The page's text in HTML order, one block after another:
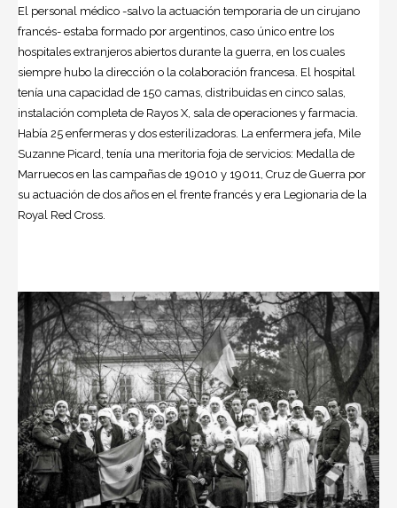
El personal médico -salvo la actuación temporaria de un cirujano
francés- estaba formado por argentinos, caso único entre los
hospitales extranjeros abiertos durante la guerra, en los cuales
siempre hubo la dirección o la colaboración francesa. El hospital
tenía una capacidad de 150 camas, distribuidas en cinco salas,
instalación completa de Rayos X, sala de operaciones y farmacia.
Había 25 enfermeras y dos esterilizadoras. La enfermera jefa, Mile
Suzanne Picard, tenía una meritoria foja de servicios: Medalla de
Marruecos en las campañas de 19010 y 19011, Cruz de Guerra por
su actuación de dos años en el frente francés y era Legionaria de la
Royal Red Cross.